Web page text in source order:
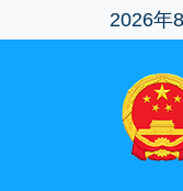
2026年